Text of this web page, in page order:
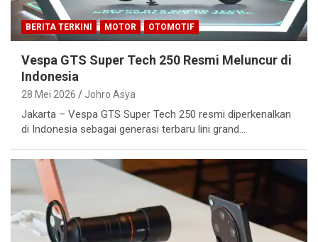
BERITA TERKINI MOTOR OTOMOTIF
Vespa GTS Super Tech 250 Resmi Meluncur di
Indonesia
28 Mei 2026 Johro Asya
Jakarta – Vespa GTS Super Tech 250 resmi diperkenalkan
di Indonesia sebagai generasi terbaru lini grand…